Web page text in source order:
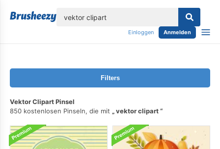
Einloggen Anmelden
Filters
Vektor Clipart Pinsel
850 kostenlosen Pinseln, die mit
vektor clipart